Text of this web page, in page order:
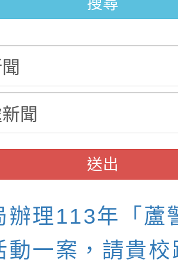
第11招)
第1學期第9次代
第3招)
搜尋
送出
辦理113年「蘆
動一案，請貴